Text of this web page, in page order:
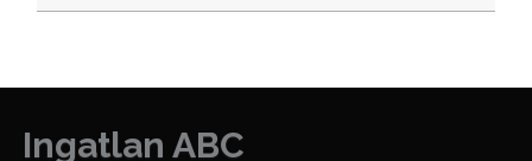
Ingatlan ABC